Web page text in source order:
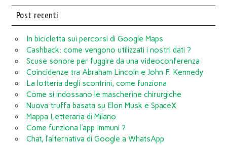
Post recenti
In bicicletta sui percorsi di Google Maps
Cashback: come vengono utilizzati i nostri dati ?
Scuse sonore per fuggire da una videoconferenza
Coincidenze tra Abraham Lincoln e John F. Kennedy
La lotteria degli scontrini, come funziona
Come si indossano le mascherine chirurgiche
Nuova truffa basata su Elon Musk e SpaceX
Mappa Letteraria di Milano
Come funziona l’app Immuni ?
Chat, l’alternativa di Google a WhatsApp